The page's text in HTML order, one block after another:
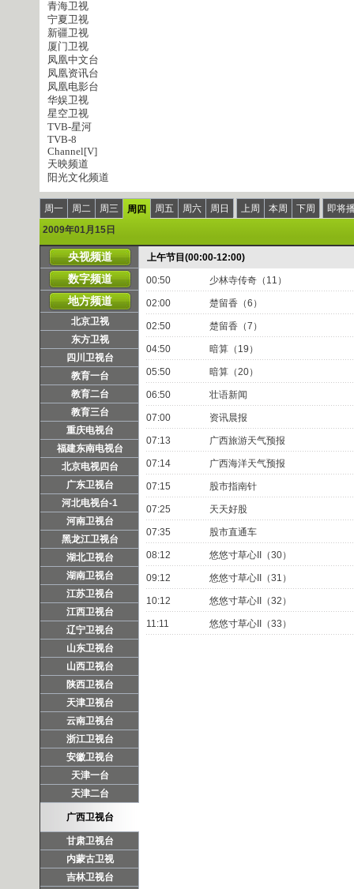
青海卫视
宁夏卫视
新疆卫视
厦门卫视
凤凰中文台
凤凰资讯台
凤凰电影台
华娱卫视
星空卫视
TVB-星河
TVB-8
Channel[V]
天映频道
阳光文化频道
周一 周二 周三 周四 周五 周六 周日 上周 本周 下周
即将
2009年01月15日
央视频道
数字频道
地方频道
北京卫视
东方卫视
四川卫视台
教育一台
教育二台
教育三台
重庆电视台
福建东南电视台
北京电视四台
广东卫视台
河北电视台-1
河南卫视台
黑龙江卫视台
湖北卫视台
湖南卫视台
江苏卫视台
江西卫视台
辽宁卫视台
山东卫视台
山西卫视台
陕西卫视台
天津卫视台
云南卫视台
浙江卫视台
安徽卫视台
天津一台
天津二台
广西卫视台
甘肃卫视台
内蒙古卫视
吉林卫视台
上午节目(00:00-12:00)
00:50 少林寺传奇（11）
02:00 楚留香（6）
02:50 楚留香（7）
04:50 暗算（19）
05:50 暗算（20）
06:50 壮语新闻
07:00 资讯晨报
07:13 广西旅游天气预报
07:14 广西海洋天气预报
07:15 股市指南针
07:25 天天好股
07:35 股市直通车
08:12 悠悠寸草心II（30）
09:12 悠悠寸草心II（31）
10:12 悠悠寸草心II（32）
11:11 悠悠寸草心II（33）